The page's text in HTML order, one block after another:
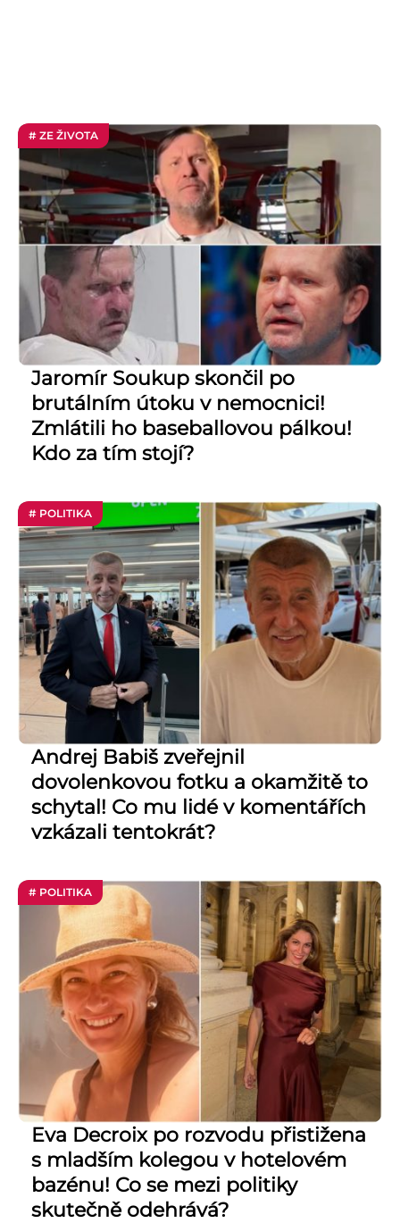
# ZE ŽIVOTA
Jaromír Soukup skončil po
brutálním útoku v nemocnici!
Zmlátili ho baseballovou pálkou!
Kdo za tím stojí?
# POLITIKA
Andrej Babiš zveřejnil
dovolenkovou fotku a okamžitě to
schytal! Co mu lidé v komentářích
vzkázali tentokrát?
# POLITIKA
Eva Decroix po rozvodu přistižena
s mladším kolegou v hotelovém
bazénu! Co se mezi politiky
skutečně odehrává?